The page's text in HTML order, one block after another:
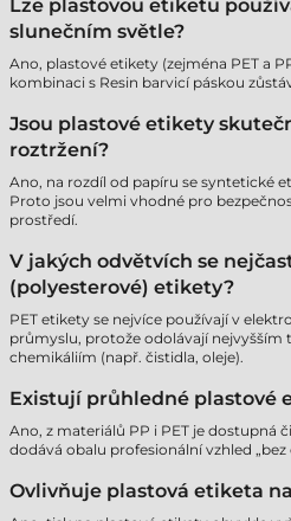
Lze plastovou etiketu
slunečním světle?
Ano, plastové etikety (zejména PET a
kombinaci s Resin barvicí páskou
Jsou plastové etikety
roztržení?
Ano, na rozdíl od papíru se syntetické
Proto jsou velmi vhodné pro
prostředí.
V jakých odvětvích se
(polyesterové) etikety?
PET etikety se nejvíce používají v
průmyslu, protože odolávají nejvyšším
chemikáliím (např. čistidla, oleje).
Existují průhledné plastové
Ano, z materiálů PP i PET je dostupná
dodává obalu profesionální vzhled „bez
Ovlivňuje plastová etiketa